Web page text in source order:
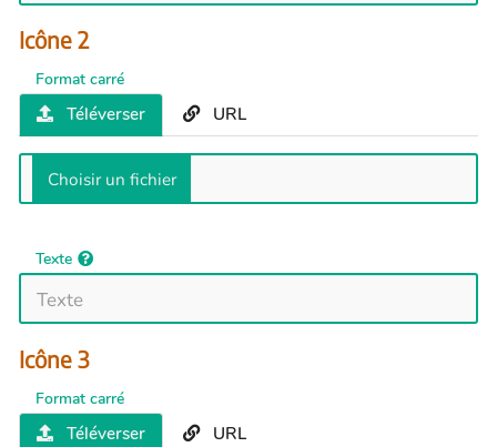
Icône 2
Format carré
Téléverser URL
Texte
Icône 3
Format carré
Téléverser URL